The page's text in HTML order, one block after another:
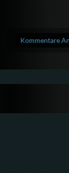
Kommentare